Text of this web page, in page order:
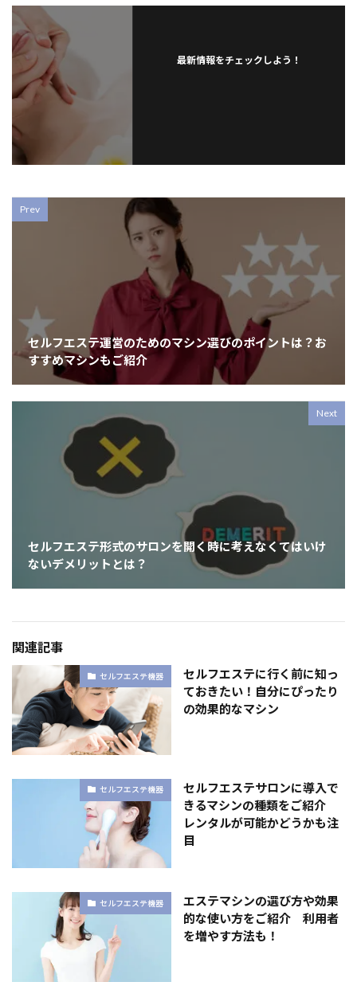
最新情報をチェックしよう！
Prev
セルフエステ運営のためのマシン選びのポイントは？お
すすめマシンもご紹介
Next
セルフエステ形式のサロンを開く時に考えなくてはいけ
ないデメリットとは？
関連記事
セルフエステ機器
セルフエステに行く前に知っ
ておきたい！自分にぴったり
の効果的なマシン
セルフエステ機器
セルフエステサロンに導入で
きるマシンの種類をご紹介
レンタルが可能かどうかも注
目
セルフエステ機器
エステマシンの選び方や効果
的な使い方をご紹介 利用者
を増やす方法も！